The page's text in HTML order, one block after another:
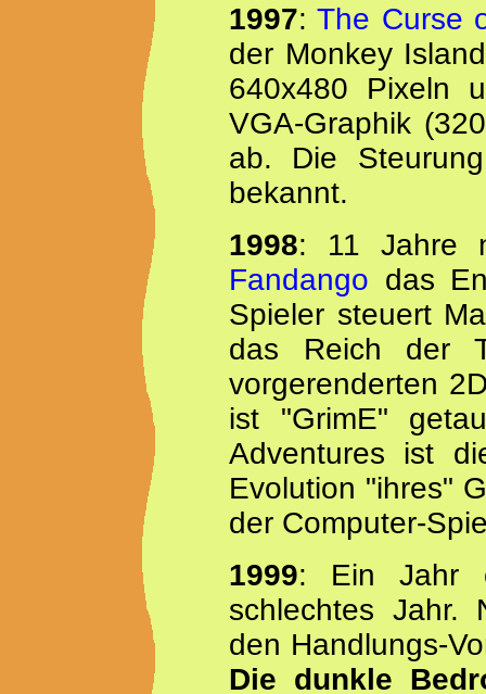
1997:The Curse
der Monkey
640x480 Pixeln
VGA-Graphik
ab. Die
bekannt.
1998: 11 Jahre
Fandango das
Spieler steuert
das Reich der
vorgerenderten
ist "GrimE"
Adventures ist
Evolution "ihres"
der Computer-
1999: Ein Jahr
schlechtes Jahr.
den Handlungs-
Die dunkle